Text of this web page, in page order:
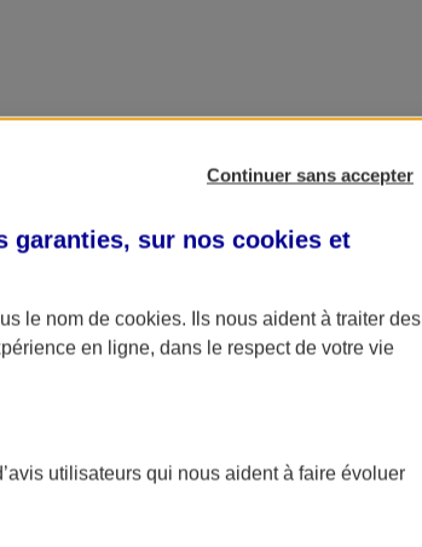
L'application AXA Banque
Continuer sans accepter
garanties, sur nos cookies et
le nom de cookies. Ils nous aident à traiter des
en ligne, dans le respect de votre vie
utilisateurs qui nous aident à faire évoluer